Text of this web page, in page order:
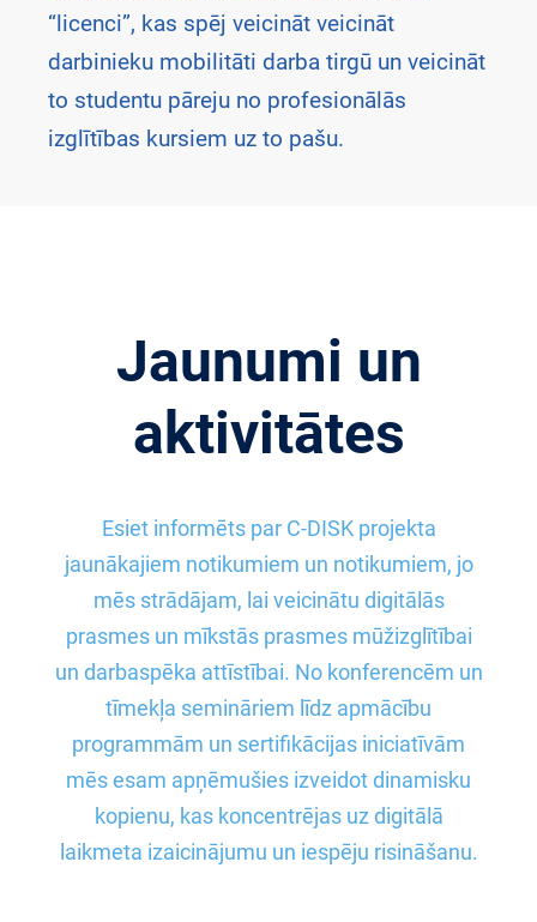
“licenci”, kas spēj veicināt veicināt
darbinieku mobilitāti darba tirgū un veicināt
to studentu pāreju no profesionālās
izglītības kursiem uz to pašu.
Jaunumi un
aktivitātes
Esiet informēts par C-DISK projekta
jaunākajiem notikumiem un notikumiem, jo
mēs strādājam, lai veicinātu digitālās
prasmes un mīkstās prasmes mūžizglītībai
un darbaspēka attīstībai. No konferencēm un
tīmekļa semināriem līdz apmācību
programmām un sertifikācijas iniciatīvām
mēs esam apņēmušies izveidot dinamisku
kopienu, kas koncentrējas uz digitālā
laikmeta izaicinājumu un iespēju risināšanu.